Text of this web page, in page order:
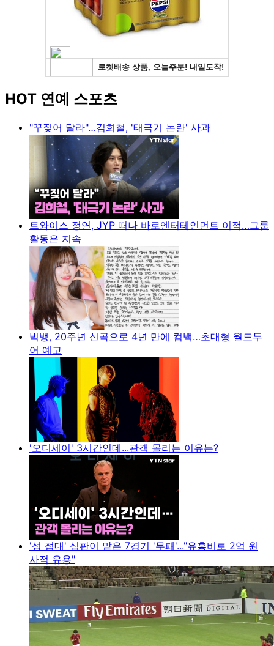
HOT 연예 스포츠
"꾸짖어 달라"…김희철, '태극기 논란' 사과
트와이스 정연, JYP 떠나 바로엔터테인먼트 이적…그룹
활동은 지속
빅뱅, 20주년 신곡으로 4년 만에 컴백…초대형 월드투
어 예고
'오디세이' 3시간인데...관객 몰리는 이유는?
'성 접대' 심판이 맡은 7경기 '무패'..."유흥비로 2억 원
사적 유용"